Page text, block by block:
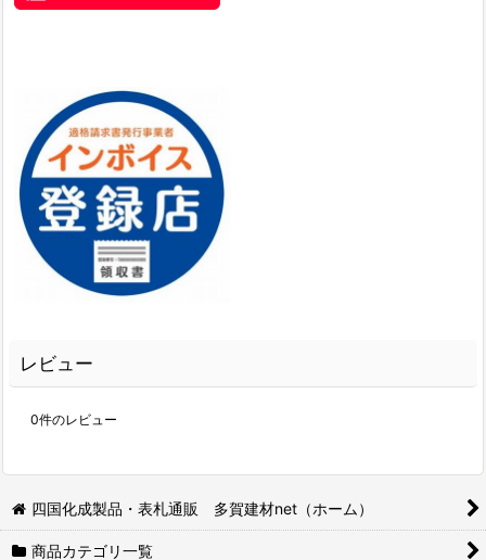
レビュー
0件のレビュー
四国化成製品・表札通販 多賀建材net（ホーム）
商品カテゴリ一覧